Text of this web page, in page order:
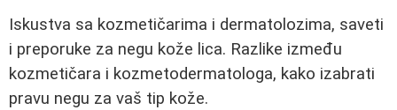
Iskustva sa kozmetičarima i dermatolozima, saveti
i preporuke za negu kože lica. Razlike između
kozmetičara i kozmetodermatologa, kako izabrati
pravu negu za vaš tip kože.